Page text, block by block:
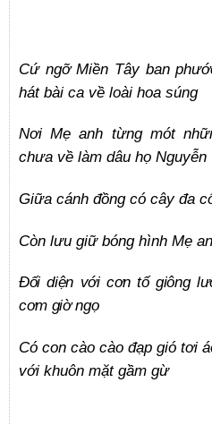
Cứ ngỡ Miền Tây ban
hát bài ca về loài hoa súng
Nơi Mẹ anh từng mót
chưa về làm dâu họ Nguyễn
Giữa cánh đồng có cây đa
Còn lưu giữ bóng hình Mẹ
Đối diện với cơn tố giông
cơm giờ ngọ
Có con cào cào đạp gió tơi
với khuôn mặt gầm gừ